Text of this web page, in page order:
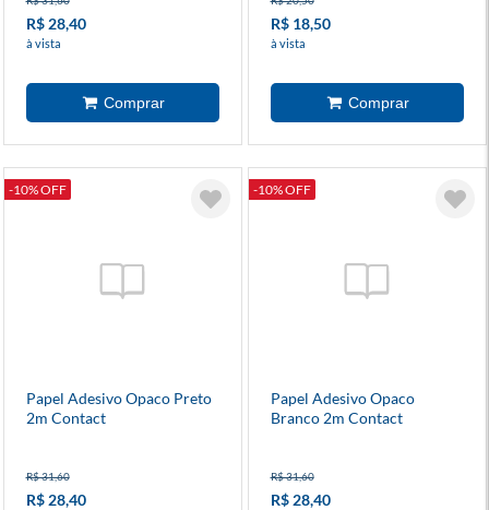
R$ 28,40
à vista
R$ 18,50
à vista
-10% OFF
Papel Adesivo Opaco Preto
2m Contact
R$ 31,60
R$ 28,40
-10% OFF
Papel Adesivo Opaco
Branco 2m Contact
R$ 31,60
R$ 28,40